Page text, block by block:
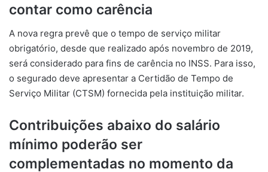
contar como carência
A nova regra prevê que o tempo de serviço militar
obrigatório, desde que realizado após novembro de 2019,
será considerado para fins de carência no INSS. Para isso,
o segurado deve apresentar a Certidão de Tempo de
Serviço Militar (CTSM) fornecida pela instituição militar.
Contribuições abaixo do salário
mínimo poderão ser
complementadas no momento da